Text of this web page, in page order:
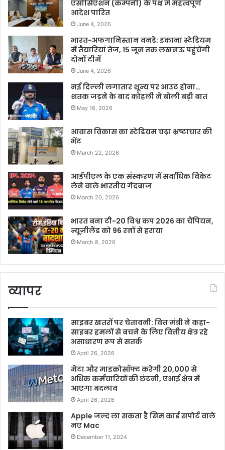
एसोसिएशन (कम्पनी) के पक्ष में महत्वपूर्ण
आदेश पारित
June 4, 2026
भारत-अफगानिस्तान वनडे: इकाना स्टेडियम
में तैयारियां तेज, 15 जून तक लखनऊ पहुंचेंगी
दोनों टीमें
June 4, 2026
नई दिल्ली लगातार शून्य पर आउट होना…
शतक जड़ने के बाद कोहली ने बोली बड़ी बात
May 16, 2026
आवास विकास का स्टेडियम चढ़ा भ्रष्टाचार की
भेंट
March 22, 2026
आईपीएल के एक संस्करण में सर्वाधिक विकेट
लेने वाले भारतीय गेंदबाज
March 20, 2026
भारत बना टी-20 विश्व कप 2026 का चैंपियन,
न्यूज़ीलैंड को 96 रनों से हराया
March 8, 2026
व्यापर
साइबर खतरों पर चेतावनी: वित्त मंत्री ने कहा-
साइबर हमलों से बचने के लिए वित्तीय क्षेत्र रहे
असाधारण रूप से सतर्क
April 26, 2026
मेटा और माइक्रोसॉफ्ट करेगी 20,000 से
अधिक कर्मचारियों की छंटनी, एआई क्षेत्र में
आएगा बदलाव
April 26, 2026
Apple जल्द ला सकता है सिम कार्ड सपोर्ट वाले
नए Mac
December 11, 2024